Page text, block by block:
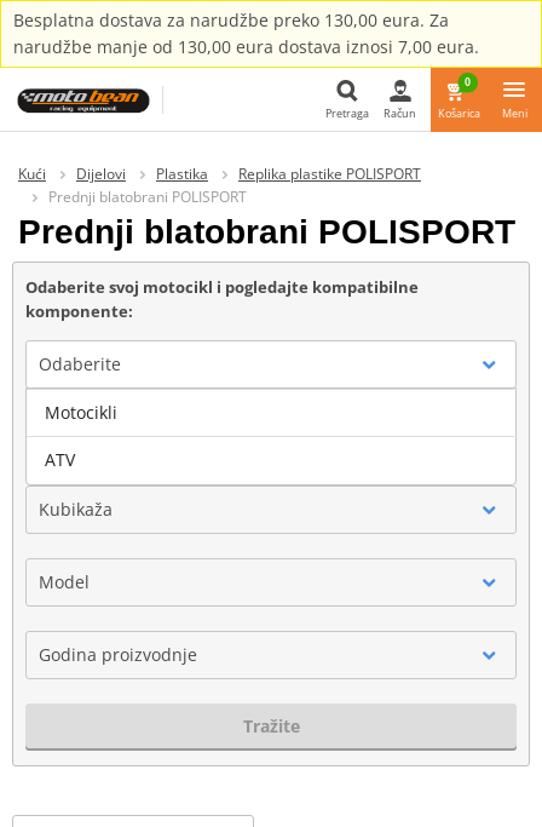
Besplatna dostava za narudžbe preko 130,00 eura. Za
narudžbe manje od 130,00 eura dostava iznosi 7,00 eura.
Pretraga Račun
0
Košarica Meni
Kući Dijelovi Plastika
Replika plastike POLISPORT
Prednji blatobrani POLISPORT
Prednji blatobrani POLISPORT
Odaberite svoj motocikl i pogledajte kompatibilne
komponente:
Odaberite
Marka
Kubikaža
Model
Godina proizvodnje
Tražite
Motocikli
ATV